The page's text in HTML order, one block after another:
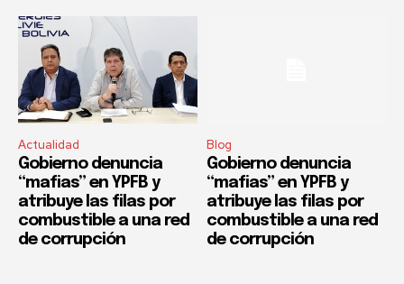
Actualidad
Gobierno denuncia
“mafias” en YPFB y
atribuye las filas por
combustible a una red
de corrupción
Blog
Gobierno denuncia
“mafias” en YPFB y
atribuye las filas por
combustible a una red
de corrupción